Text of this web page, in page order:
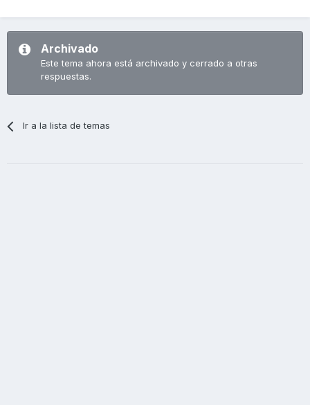
Archivado
Este tema ahora está archivado y cerrado a otras
respuestas.
Ir a la lista de temas